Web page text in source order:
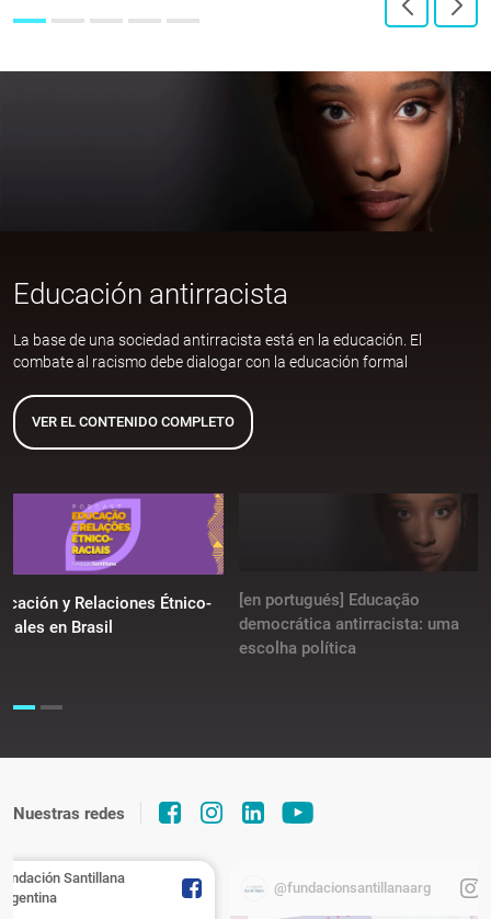
Educación antirracista
La base de una sociedad antirracista está en la educación. El
combate al racismo debe dialogar con la educación formal
VER EL CONTENIDO COMPLETO
y Relaciones Étnico-
en Brasil
[en portugués] Educação
democrática antirracista: uma
escolha política
Nuestras redes
Santillana
@fundacionsantillanaarg